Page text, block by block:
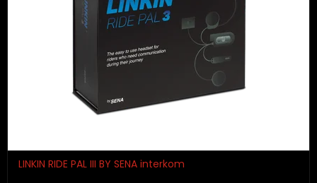
LINKIN RIDE PAL III BY SENA interkom